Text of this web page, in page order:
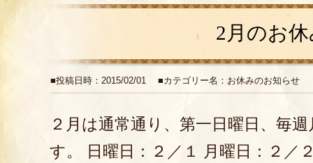
2月のお
■投稿日時：2015/02/01 ■カテゴリー名：お休みのお知らせ
２月は通常通り、第一日曜日、毎
す。 日曜日：２／１ 月曜日：２／